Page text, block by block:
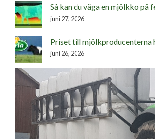
Så kan du väga en mjölkko på
juni 27, 2026
Priset till mjölkproducenterna
juni 26, 2026